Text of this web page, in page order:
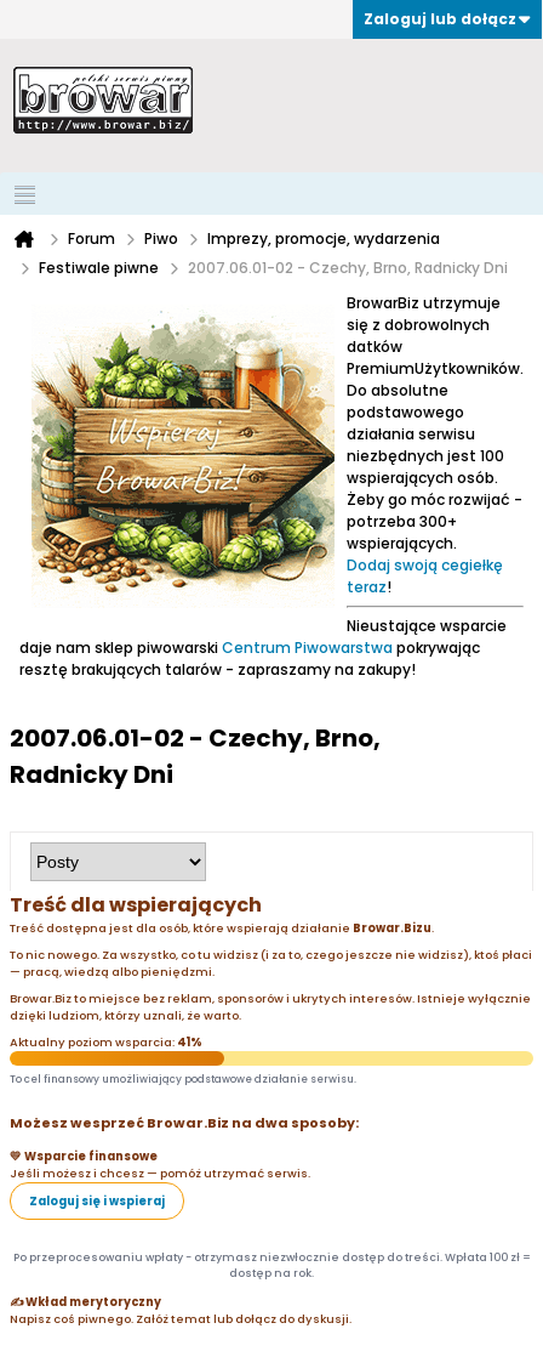
Zaloguj lub dołącz
Forum Piwo
Imprezy, promocje, wydarzenia
Festiwale piwne
2007.06.01-02 - Czechy, Brno, Radnicky Dni
BrowarBiz utrzymuje
się z dobrowolnych
datków
PremiumUżytkowników.
Do absolutne
podstawowego
działania serwisu
niezbędnych jest 100
wspierających osób.
Żeby go móc rozwijać -
potrzeba 300+
wspierających.
Dodaj swoją cegiełkę
teraz!
Nieustające wsparcie
daje nam sklep piwowarskiCentrum Piwowarstwapokrywając
resztę brakujących talarów - zapraszamy na zakupy!
2007.06.01-02 - Czechy, Brno,
Radnicky Dni
Treść dla wspierających
Treść dostępna jest dla osób, które wspierają działanie Browar.Bizu.
To nic nowego. Za wszystko, co tu widzisz (i za to, czego jeszcze nie widzisz), ktoś płaci
— pracą, wiedzą albo pieniędzmi.
Browar.Biz to miejsce bez reklam, sponsorów i ukrytych interesów. Istnieje wyłącznie
dzięki ludziom, którzy uznali, że warto.
Aktualny poziom wsparcia: 41%
To cel finansowy umożliwiający podstawowe działanie serwisu.
Możesz wesprzeć Browar.Biz na dwa sposoby:
💛 Wsparcie finansowe
Jeśli możesz i chcesz — pomóż utrzymać serwis.
Zaloguj się i wspieraj
Po przeprocesowaniu wpłaty - otrzymasz niezwłocznie dostęp do treści. Wpłata 100 zł =
dostęp na rok.
✍️ Wkład merytoryczny
Napisz coś piwnego. Załóż temat lub dołącz do dyskusji.